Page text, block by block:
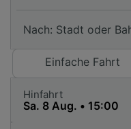
Einfache Fahrt
Hinfahrt